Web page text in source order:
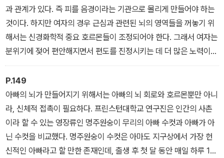
과 관계가 있다. 즉 피를 음경이라는 기관으로 몰리게 만들어야 하는
것이다. 하지만 여자의 경우 근심과 관련된 뇌의 영역들을 꺼놓기 위
해서는 신경화학적 중요 호르몬들이 조정되어야 한다. 그래서 여자는
분위기에 젖어 편안해지면서 편도를 진정시키는 데 더 많은 노력이
필요하다. 성 치료사들이 여자에게는 성교 24시간 전에 일어나는 모
든 일이 전희인 반면에 남자에게는 삽입 3분 전에 일어나는 일이 전
희라고 말하는 이유가 바로 그것 때문이다.
P.149
아빠의 뇌가 만들어지기 위해서는 아빠의 뇌 회로와 호르몬뿐만 아니
라, 신체적 접촉이 필요하다. 프린스턴대학교 연구진은 인간의 사촌
이라 할 수 있는 영장류인 명주원숭이 무리의 아빠 수컷과 아빠가 아
닌 수컷을 비교했다. 명주원숭이 수컷은 아마도 지구상에서 가장 헌
신적인 아빠라고 할 만한 존재인데, 출생 후 첫 달 동안 매일 하루 15